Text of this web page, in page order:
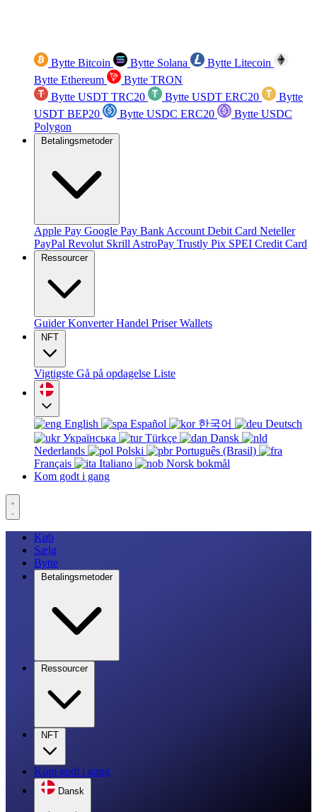
Bytte Bitcoin Bytte Solana
Bytte Litecoin
Bytte Ethereum
Bytte TRON
Bytte USDT TRC20
Bytte USDT ERC20
Bytte
USDT BEP20
Bytte USDC ERC20
Bytte USDC
Polygon
Betalingsmetoder
Apple Pay Google Pay Bank Account Debit Card Neteller
PayPal Revolut Skrill AstroPay Trustly Pix SPEI Credit Card
Ressourcer
GuiderKonverterHandel PriserWallets
NFT
Vigtigste Gå på opdagelse Liste
English Español 한국어
Deutsch
Українська
Türkçe
Dansk
Nederlands
Polski
Português (Brasil)
Français
Italiano
Norsk bokmål
Kom godt i gang
Køb
Sælg
Bytte
Betalingsmetoder
Ressourcer
NFT
Kom godt i gang
Dansk